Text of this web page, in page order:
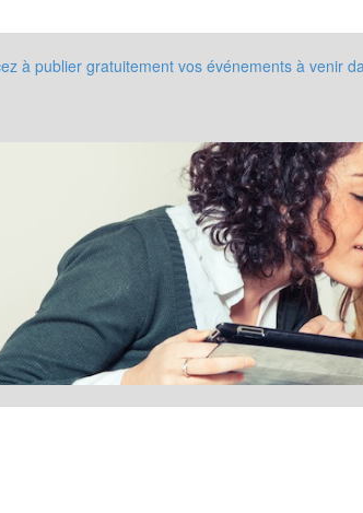
à publier gratuitement vos événements à venir